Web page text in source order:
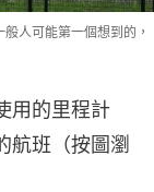
人可能第一個想到的，
用的里程計
航班（按圖瀏